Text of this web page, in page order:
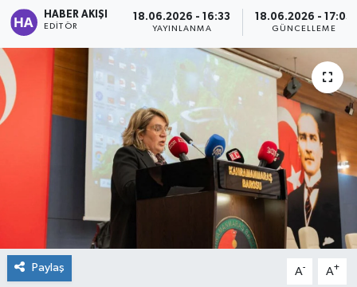
HABER AKIŞI
EDITÖR
18.06.2026 - 16:33
YAYINLANMA
18.06.2026 - 17:03
GÜNCELLEME
Paylaş A- A+
Yaşam